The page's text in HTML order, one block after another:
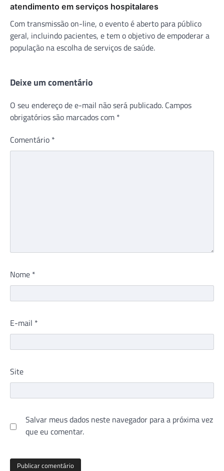
atendimento em serviços hospitalares
Com transmissão on-line, o evento é aberto para público
geral, incluindo pacientes, e tem o objetivo de empoderar a
população na escolha de serviços de saúde.
Deixe um comentário
O seu endereço de e-mail não será publicado. Campos
obrigatórios são marcados com *
Comentário *
Nome *
E-mail *
Site
Salvar meus dados neste navegador para a próxima vez
que eu comentar.